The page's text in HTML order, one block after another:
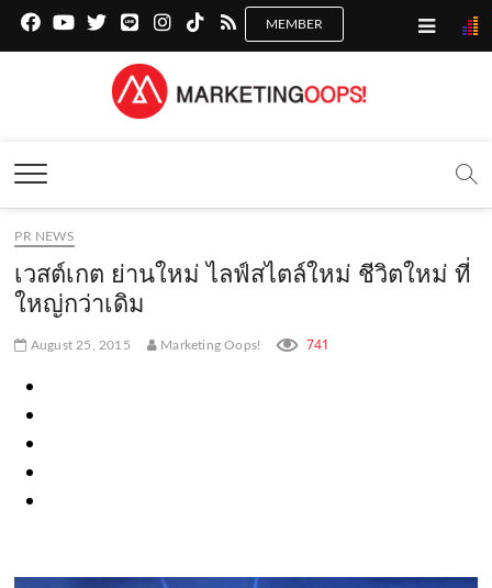
a
b
o
o
k
o
b
.
.
c
i
n
m
n
s
g
a
i
k
k
c
s
s
PR NEWS
เวสต์เกต ย่านใหม่ ไลฟ์สไตล์ใหม่ ชีวิตใหม่ ที่
ใหญ่กว่าเดิม
August 25, 2015 Marketing Oops! 741